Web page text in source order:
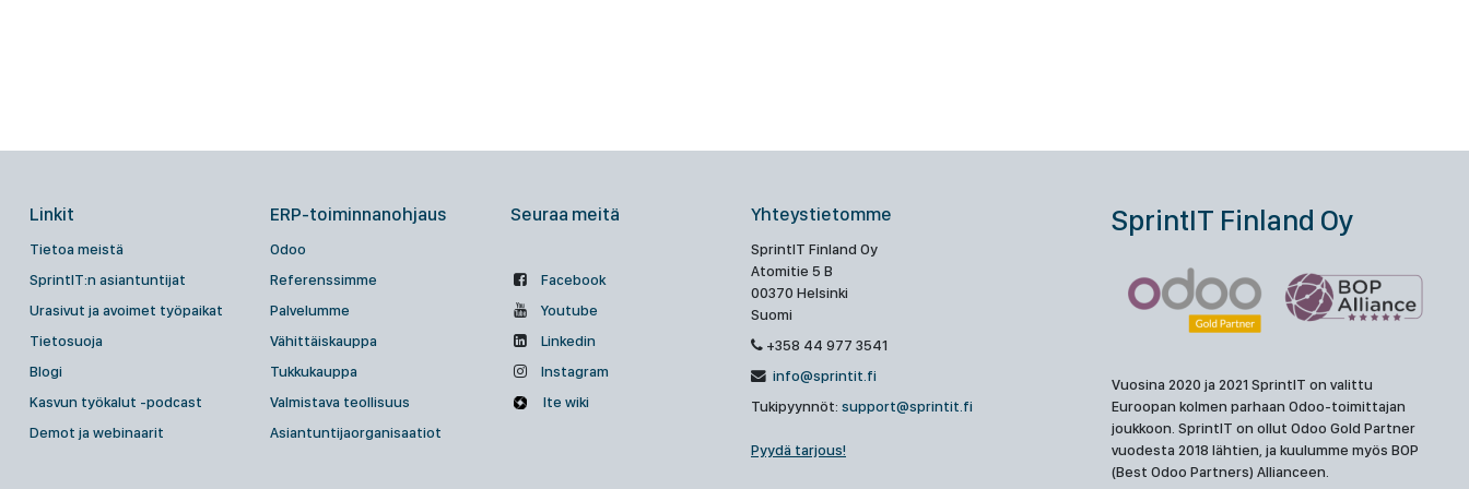
Linkit
Tietoa meistä
SprintIT:n asiantuntijat
Urasivut ja avoimet työpaikat
Tietosuoja
Blogi
Kasvun työkalut -podcast
Demot ja webinaarit
ERP-toiminnanohjaus
Odoo
Referenssimme
Palvelumme
Vähittäiskauppa
Tukkukauppa
Valmistava teollisuus
Asiantuntijaorganisaatiot
Seuraa meitä
Facebook
Youtube
Linkedin
Instagram
Ite wiki
Yhteystietomme
SprintIT Finland Oy
Atomitie 5 B
00370 Helsinki
Suomi
+358 44 977 3541
info@sprintit.fi
Tukipyynnöt: support@sprintit.fi
Pyydä tarjous!
SprintIT Finland Oy
Vuosina 2020 ja 2021 SprintIT on valittu
Euroopan kolmen parhaan Odoo-toimittajan
joukkoon. SprintIT on ollut Odoo Gold Partner
vuodesta 2018 lähtien, ja kuulumme myös BOP
(Best Odoo Partners) Allianceen.